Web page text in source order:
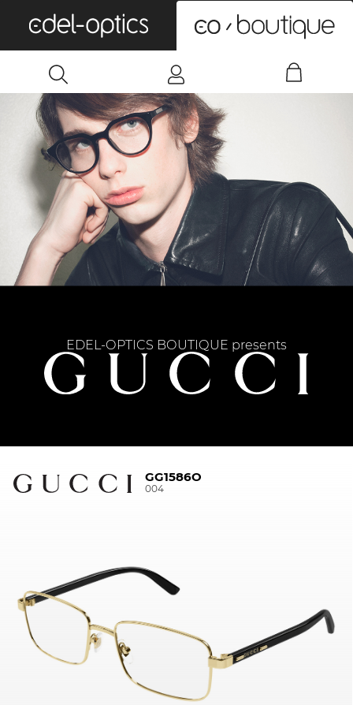
EDEL-OPTICS BOUTIQUE presents
GG1586O
004